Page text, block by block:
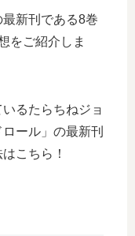
新刊である8巻
をご紹介しま
るたらちねジョ
ール」の最新刊
こちら！